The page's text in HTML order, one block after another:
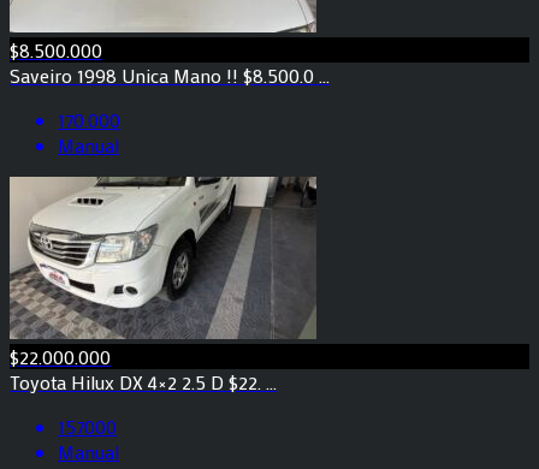
$8.500.000
Saveiro 1998 Unica Mano !! $8.500.0 ...
170.000
Manual
$22.000.000
Toyota Hilux DX 4×2 2.5 D $22. ...
157000
Manual